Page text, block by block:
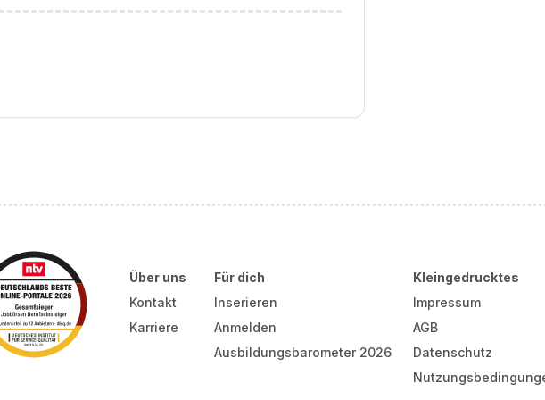
Über uns
Kontakt
Karriere
Für dich
Inserieren
Anmelden
Ausbildungsbarometer 2026
Kleingedrucktes
Impressum
AGB
Datenschutz